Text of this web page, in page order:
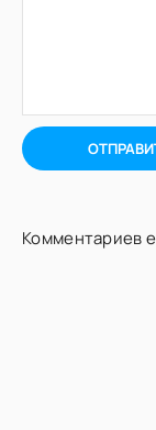
Комментариев